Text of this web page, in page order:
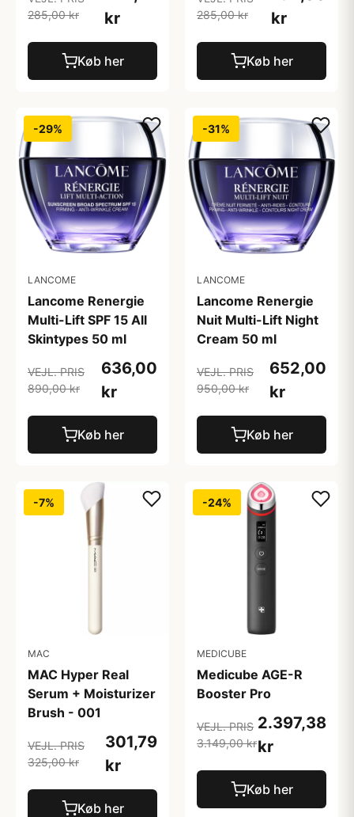
285,00 kr
kr
Køb her
285,00 kr
kr
Køb her
-29%
LANCOME
Lancome Renergie
Multi-Lift SPF 15 All
Skintypes 50 ml
VEJL. PRIS
890,00 kr
636,00
kr
Køb her
-31%
LANCOME
Lancome Renergie
Nuit Multi-Lift Night
Cream 50 ml
VEJL. PRIS
950,00 kr
652,00
kr
Køb her
-7%
MAC
MAC Hyper Real
Serum + Moisturizer
Brush - 001
VEJL. PRIS
325,00 kr
301,79
kr
Køb her
-24%
MEDICUBE
Medicube AGE-R
Booster Pro
VEJL. PRIS
3.149,00 kr
2.397,38
kr
Køb her